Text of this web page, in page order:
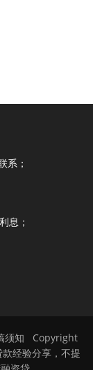
系；
息；
须知 Copyright
经验分享，不提